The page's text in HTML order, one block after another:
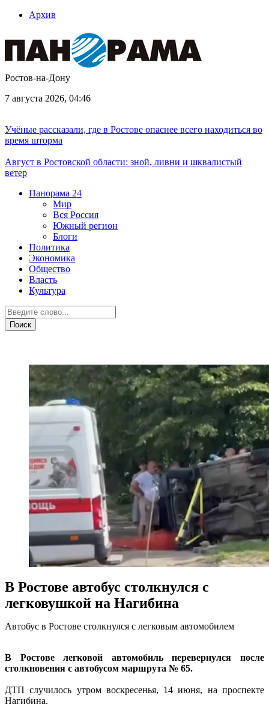
Архив
Ростов-на-Дону
7 августа 2026, 04:46
Учёные рассказали, где в Ростове опаснее всего находиться во
время шторма
Август в Ростовской области: зной, ливни и шквалистый
ветер
Панорама 24
Мир
Вся Россия
Южный регион
Блоги
Политика
Экономика
Общество
Власть
Культура
В Ростове автобус столкнулся с
легковушкой на Нагибина
Автобус в Ростове столкнулся с легковым автомобилем
В Ростове легковой автомобиль перевернулся после
столкновения с автобусом маршрута № 65.
ДТП случилось утром воскресенья, 14 июня, на проспекте
Нагибина.